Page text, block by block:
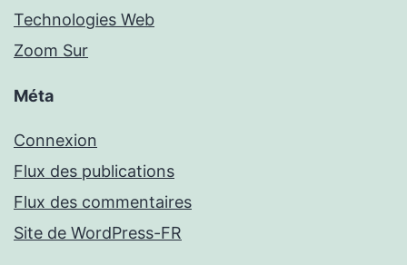
Technologies Web
Zoom Sur
Méta
Connexion
Flux des publications
Flux des commentaires
Site de WordPress-FR